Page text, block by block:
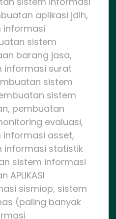
aplikasi jdih,
informasi
sistem
barang jasa,
informasi surat
sistem
sistem
pembuatan
evaluasi,
informasi asset,
informasi statistik
sistem informasi
APLIKASI
sismiop, sistem
(paling banyak